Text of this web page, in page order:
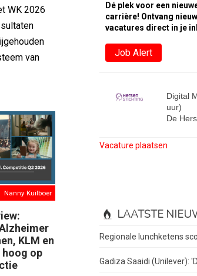
WK 2026
van
Nanny Kuilboer
KLM en
op
Dé plek voor een
carrière! Ontvang
vacatures direct in je
Job Alert
Digital
uur)
De
Vacature plaatsen
LAATSTE
Regionale lunchketens
Gadiza Saaidi (Unilever):